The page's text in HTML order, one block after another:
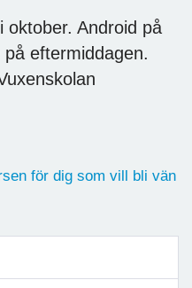
oktober. Android på
eftermiddagen.
för dig som vill bli vän